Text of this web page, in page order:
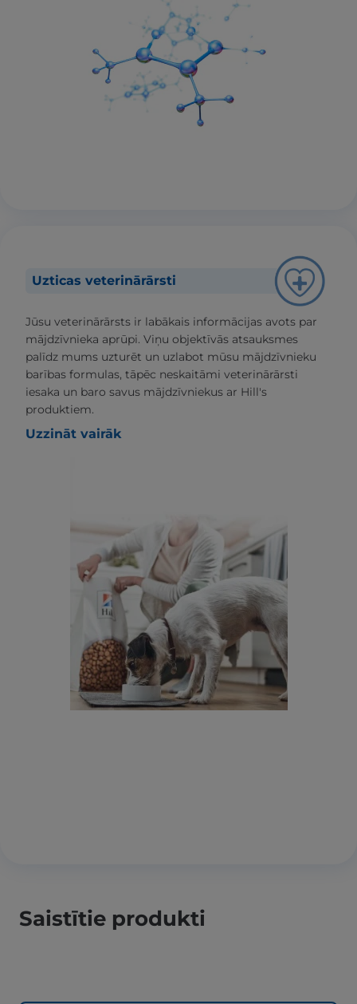
Uzticas veterinārārsti
Jūsu veterinārārsts ir labākais informācijas avots par
mājdzīvnieka aprūpi. Viņu objektīvās atsauksmes
palīdz mums uzturēt un uzlabot mūsu mājdzīvnieku
barības formulas, tāpēc neskaitāmi veterinārārsti
iesaka un baro savus mājdzīvniekus ar Hill's
produktiem.
Uzzināt vairāk
Saistītie produkti